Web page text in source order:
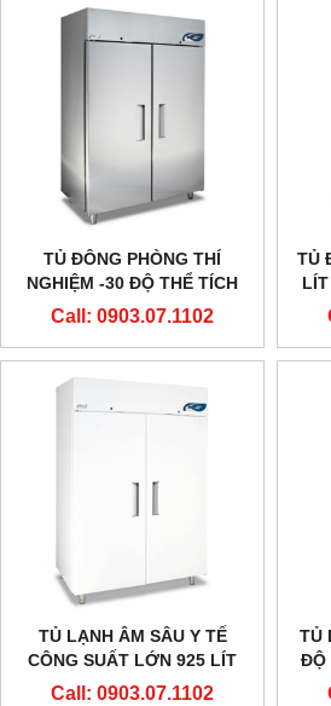
TỦ ĐÔNG PHÒNG THÍ
NGHIỆM -30 ĐỘ THỂ TÍCH
LỚN 1160 LÍT LDF 1160
Call: 0903.07.1102
TỦ
TỦ LẠNH ÂM SÂU Y TẾ
CÔNG SUẤT LỚN 925 LÍT
-30 ĐỘ LDF 925 HÃNG
Call: 0903.07.1102
TỦ
ĐỘ